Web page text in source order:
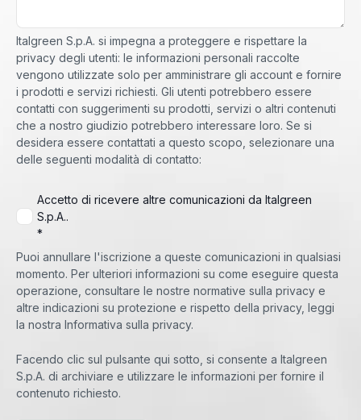
Italgreen S.p.A. si impegna a proteggere e rispettare la
privacy degli utenti: le informazioni personali raccolte
vengono utilizzate solo per amministrare gli account e fornire
i prodotti e servizi richiesti. Gli utenti potrebbero essere
contatti con suggerimenti su prodotti, servizi o altri contenuti
che a nostro giudizio potrebbero interessare loro. Se si
desidera essere contattati a questo scopo, selezionare una
delle seguenti modalità di contatto:
Accetto di ricevere altre comunicazioni da Italgreen
S.p.A..
*
Puoi annullare l'iscrizione a queste comunicazioni in qualsiasi
momento. Per ulteriori informazioni su come eseguire questa
operazione, consultare le nostre normative sulla privacy e
altre indicazioni su protezione e rispetto della privacy, leggi
la nostra Informativa sulla privacy.
Facendo clic sul pulsante qui sotto, si consente a Italgreen
S.p.A. di archiviare e utilizzare le informazioni per fornire il
contenuto richiesto.